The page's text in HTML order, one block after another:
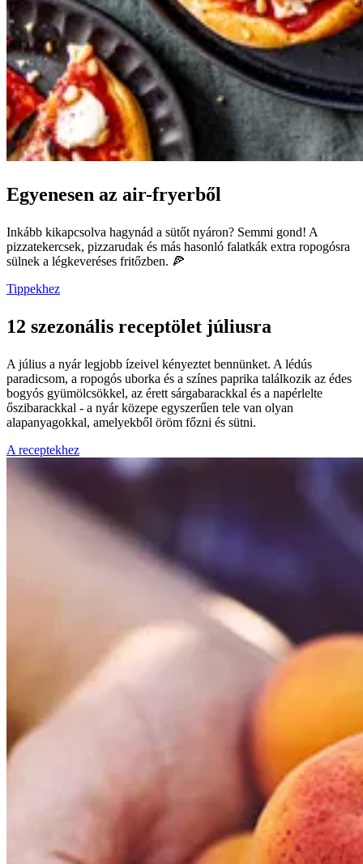
Egyenesen az air-fryerből
Inkább kikapcsolva hagynád a sütőt nyáron? Semmi gond! A
pizzatekercsek, pizzarudak és más hasonló falatkák extra ropogósra
sülnek a légkeveréses fritőzben. 🍕
Tippekhez
12 szezonális receptölet júliusra
A július a nyár legjobb ízeivel kényeztet bennünket. A lédús
paradicsom, a ropogós uborka és a színes paprika találkozik az édes
bogyós gyümölcsökkel, az érett sárgabarackkal és a napérlelte
őszibarackkal - a nyár közepe egyszerűen tele van olyan
alapanyagokkal, amelyekből öröm főzni és sütni.
A receptekhez